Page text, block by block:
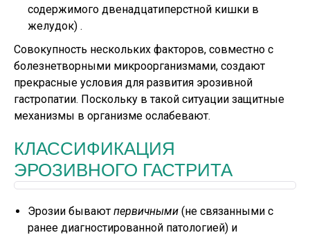
содержимого двенадцатиперстной кишки в
желудок) .
Совокупность нескольких факторов, совместно с
болезнетворными микроорганизмами, создают
прекрасные условия для развития эрозивной
гастропатии. Поскольку в такой ситуации защитные
механизмы в организме ослабевают.
КЛАССИФИКАЦИЯ
ЭРОЗИВНОГО ГАСТРИТА
Эрозии бывают первичными (не связанными с
ранее диагностированной патологией) и